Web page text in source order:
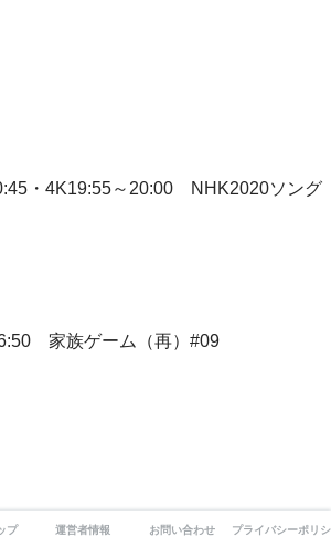
・4K19:55～20:00 NHK2020ソング
家族ゲーム（再）#09
プ 運営者情報 お問い合わせ プライバシーポリ